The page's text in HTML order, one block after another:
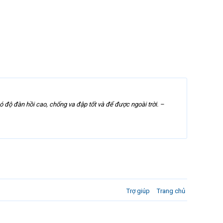
độ đàn hồi cao, chống va đập tốt và để được ngoài trời. –
Trợ giúp Trang chủ